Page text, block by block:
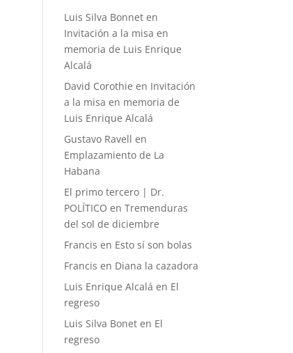
Luis Silva Bonnet en
Invitación a la misa en
memoria de Luis Enrique
Alcalá
David Corothie en Invitación
a la misa en memoria de
Luis Enrique Alcalá
Gustavo Ravell en
Emplazamiento de La
Habana
El primo tercero | Dr.
POLÍTICO enTremenduras
del sol de diciembre
Francis en Esto sí son bolas
Francis en Diana la cazadora
Luis Enrique Alcalá en El
regreso
Luis Silva Bonet en El
regreso